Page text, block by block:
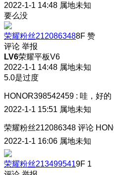
2022-1-1 14:48 属地未知
要么没
荣耀粉丝2120863488F 赞
评论 举报
LV6荣耀平板V6
2022-1-1 14:48 属地未知
5.0是过度
HONOR398542459 : 哇，好的
2022-1-1 15:51 属地未知
荣耀粉丝212086348 评论
2022-1-1 16:06 属地未知
荣耀粉丝2134995419F 1